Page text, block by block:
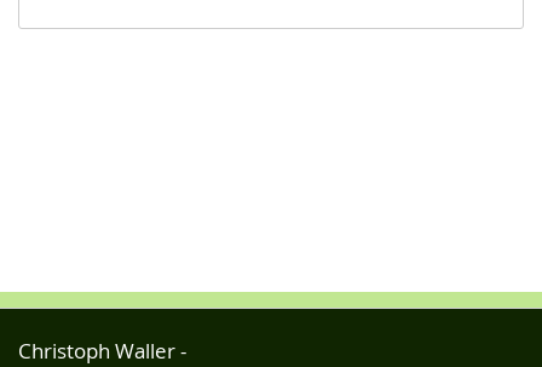
Christoph Waller -